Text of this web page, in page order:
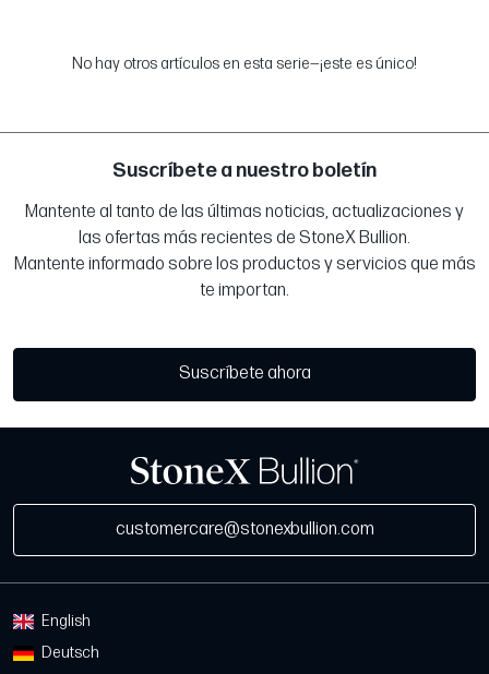
No hay otros artículos en esta serie—¡este es único!
Suscríbete a nuestro boletín
Mantente al tanto de las últimas noticias, actualizaciones y
las ofertas más recientes de StoneX Bullion.
Mantente informado sobre los productos y servicios que más
te importan.
Suscríbete ahora
customercare@stonexbullion.com
English
Deutsch